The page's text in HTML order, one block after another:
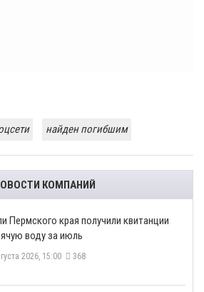
найден погибшим
КОМПАНИЙ
Пермского края получили квитанции
воду за июль
2026, 15:00 368